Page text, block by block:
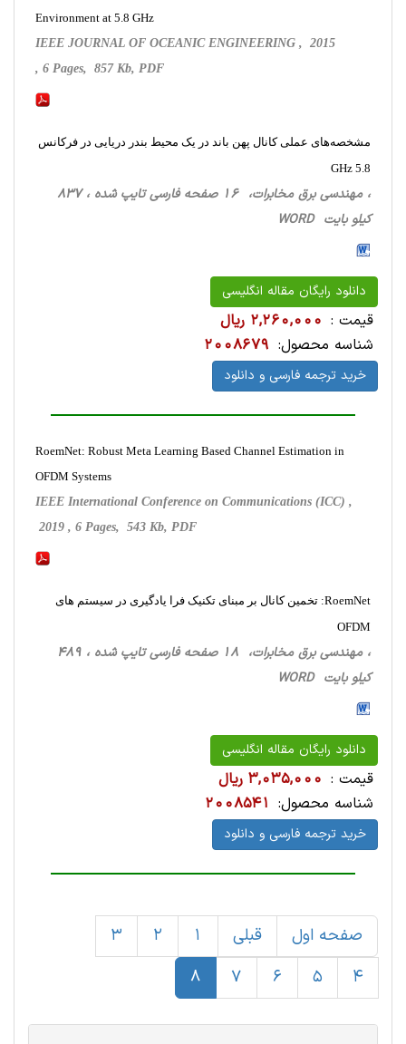
Environment at 5.8 GHz
IEEE JOURNAL OF OCEANIC ENGINEERING , 2015
, 6 Pages, 857 Kb, PDF
مشخصه‌های عملی کانال پهن باند در یک محیط بندر دریایی در فرکانس
5.8 GHz
، مهندسی برق مخابرات، 16 صفحه فارسی تایپ شده ، 837
کیلو بایت WORD
دانلود رایگان مقاله انگلیسی
قیمت : 2,260,000 ریال
شناسه محصول: 2008679
خرید ترجمه فارسی و دانلود
RoemNet: Robust Meta Learning Based Channel Estimation in
OFDM Systems
IEEE International Conference on Communications (ICC) ,
2019 , 6 Pages, 543 Kb, PDF
RoemNet: تخمین کانال بر مبنای تکنیک فرا یادگیری در سیستم های
OFDM
، مهندسی برق مخابرات، 18 صفحه فارسی تایپ شده ، 489
کیلو بایت WORD
دانلود رایگان مقاله انگلیسی
قیمت : 3,035,000 ریال
شناسه محصول: 2008541
خرید ترجمه فارسی و دانلود
صفحه اول قبلی 1
2
3
4
5
6
7
8